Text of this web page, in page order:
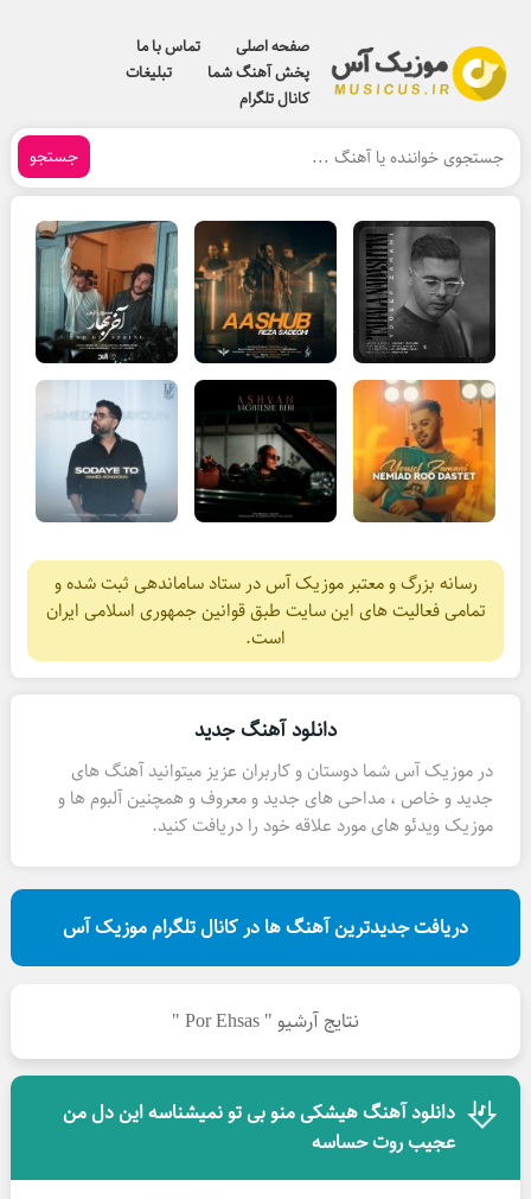
صفحه اصلی
تماس با ما
پخش آهنگ شما
تبلیغات
کانال تلگرام
جستجو
رسانه بزرگ و معتبر موزیک آس در ستاد ساماندهی ثبت شده و
تمامی فعالیت های این سایت طبق قوانین جمهوری اسلامی ایران
است.
دانلود آهنگ جدید
در موزیک آس شما دوستان و کاربران عزیز میتوانید آهنگ های
جدید و خاص ، مداحی های جدید و معروف و همچنین آلبوم ها و
موزیک ویدئو های مورد علاقه خود را دریافت کنید.
دریافت جدیدترین آهنگ ها در کانال تلگرام موزیک آس
نتایج آرشیو " Por Ehsas "
دانلود آهنگ هیشکی منو بی تو نمیشناسه این دل من
عجیب روت حساسه